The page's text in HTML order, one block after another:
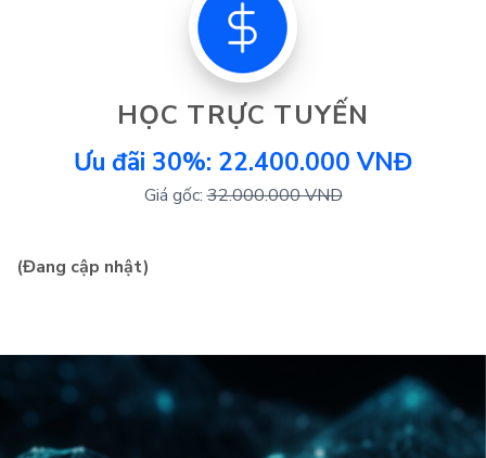
HỌC TRỰC TUYẾN
Ưu đãi 30%: 22.400.000 VNĐ
Giá gốc:32.000.000 VND
(Đang cập nhật)